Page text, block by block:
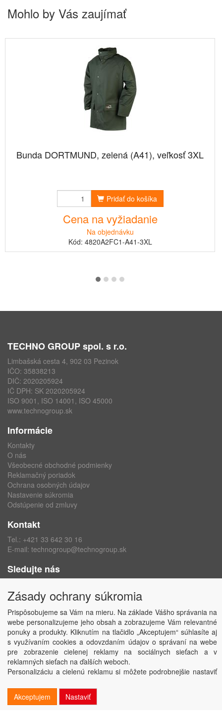
Mohlo by Vás zaujímať
Bunda DORTMUND, zelená (A41), veľkosť 3XL
Pridať do košíka
Cena na vyžiadanie
Na objednávku
Kód: 4820A2FC1-A41-3XL
TECHNO GROUP spol. s r.o.
Limbašská cesta 4, 902 03 Pezinok
IČO: 35838213
DIČ: 2020205924
IČ DPH: SK 2020205924
ISO 9001, ISO 14001, ISO 45000
www.technogroup.sk
Informácie
Kontakty
O nás
Všeobecné obchodné podmienky
Reklamačný poriadok
Ochrana osobných údajov
Nastavenie súkromia
Odstúpenie od zmluvy
Kontakt
Tel.: +421 33 642 30 16
E-mail: technogroup@technogroup.sk
Sledujte nás
Instagram
Copyright © TECHNO GROUP spol. s r.o.2026
Powered by ABRA
Zásady ochrany súkromia
Prispôsobujeme sa Vám na mieru. Na základe Vášho správania na
webe personalizujeme jeho obsah a zobrazujeme Vám relevantné
ponuky a produkty. Kliknutím na tlačidlo „Akceptujem“ súhlasíte aj
s využívaním cookies a odovzdaním údajov o správaní na webe
pre zobrazenie cielenej reklamy na sociálnych sieťach a v
reklamných sieťach na ďalších weboch.
Personalizáciu a cielenú reklamu si môžete podrobnejšie nastaviť
Akceptujem
Nastaviť